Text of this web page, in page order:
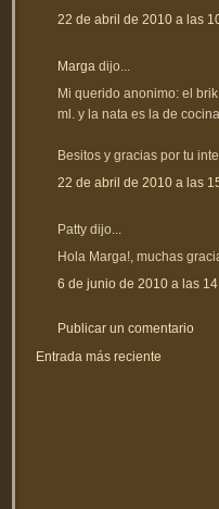
22 de abril de 2010 a las
Marga dijo...
Mi querido anonimo: el
ml. y la nata es la de
Besitos y gracias por tu
22 de abril de 2010 a las
Patty dijo...
Hola Marga!, muchas
6 de junio de 2010 a las
Publicar un comentario
Entrada más reciente